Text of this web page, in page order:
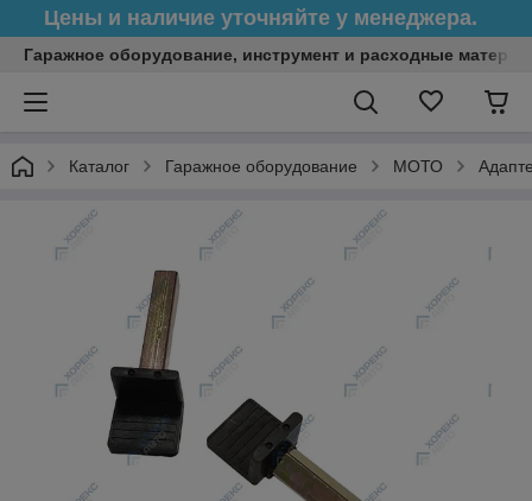
Цены и наличие уточняйте у менеджера.
Гаражное оборудование, инструмент и расходные
Каталог Гаражное оборудование МОТО